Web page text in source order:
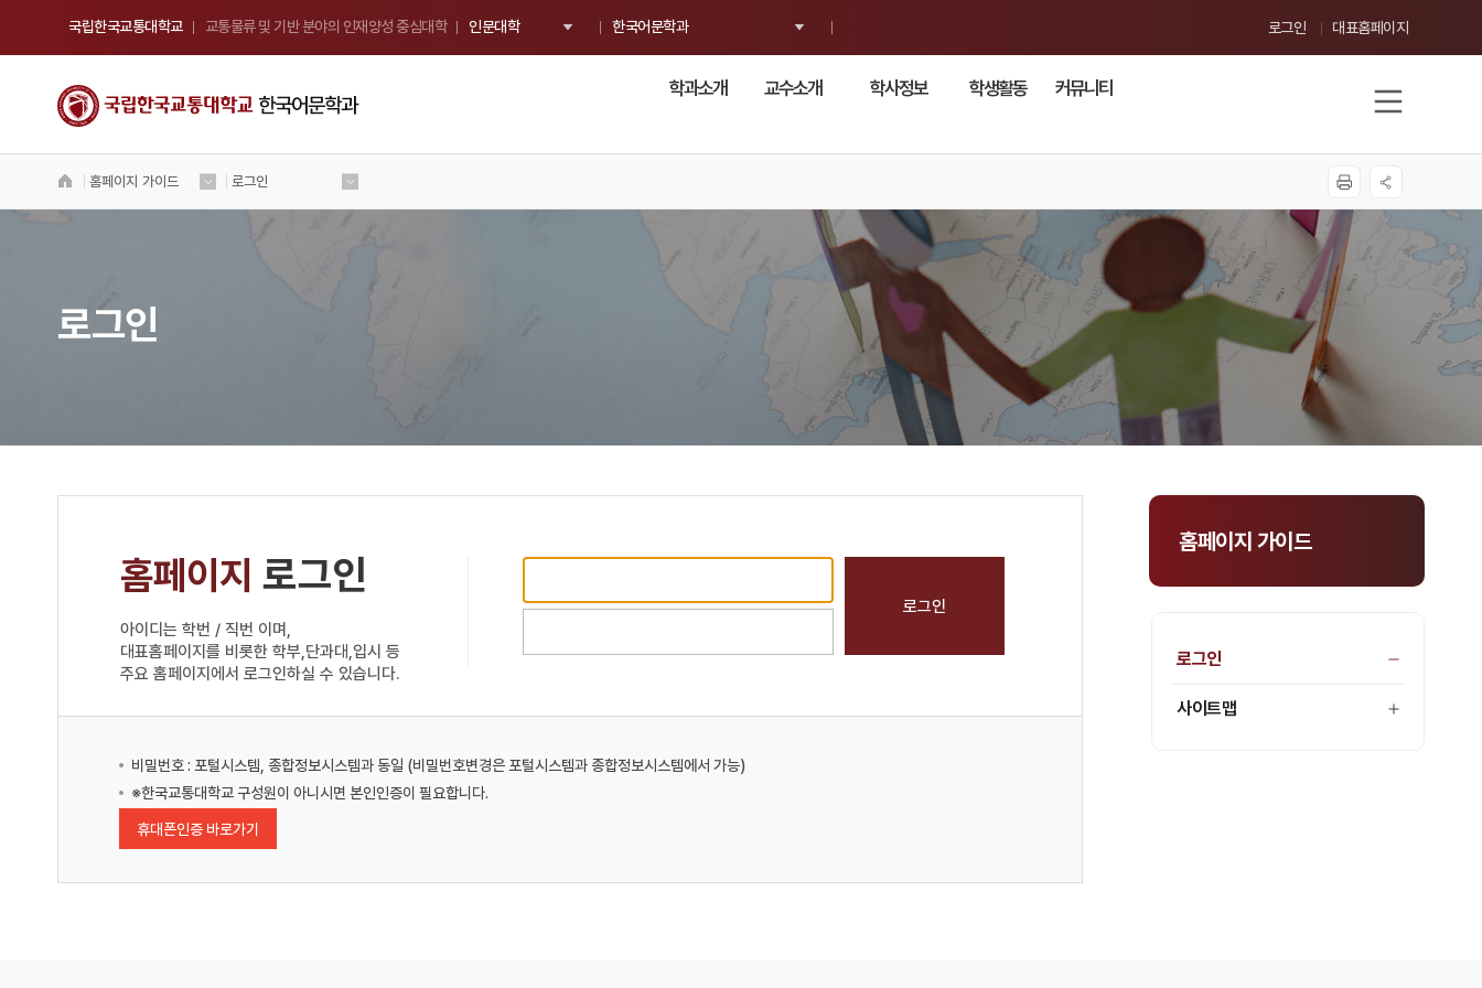
국립한국교통대학교 교통물류 및 기반 분야의 인재양성 중심대학 인문대학 한국어문학과 로그인 대표홈페이지
한국어문학과
국립 한국교통대학교
학과소개 교수소개 학사정보 학생활동 커뮤니티
홈페이지 가이드 로그인
로그인
홈페이지 가이드
로그인
사이트맵
홈페이지 로그인
아이디는 학번 / 직번 이며,
대표홈페이지를 비롯한 학부,단과대,입시 등
주요 홈페이지에서 로그인하실 수 있습니다.
비밀번호 : 포털시스템, 종합정보시스템과 동일 (비밀번호변경은 포털시스템과 종합정보시스템에서 가능)
※한국교통대학교 구성원이 아니시면 본인인증이 필요합니다.
휴대폰인증 바로가기